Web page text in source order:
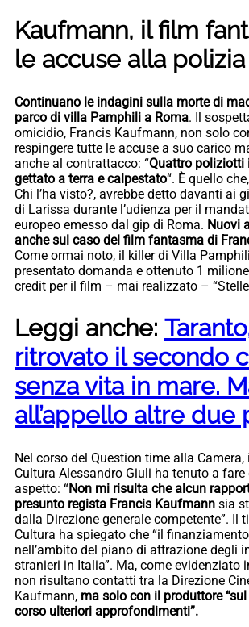
Kaufmann, il film
le accuse alla
Continuano le indagini sulla morte di
parco di villa Pamphili a Roma. Il
omicidio, Francis Kaufmann, non solo
respingere tutte le accuse a suo carico
anche al contrattacco: “Quattro poliziotti
gettato a terra e calpestato“. È quello
Chi l’ha visto?, avrebbe detto davanti ai
di Larissa durante l’udienza per il
europeo emesso dal gip di Roma. Nuovi
anche sul caso del film fantasma di
Come ormai noto, il killer di Villa
presentato domanda e ottenuto 1
credit per il film – mai realizzato –
Leggi anche:
ritrovato il secondo
senza vita in mare.
all’appello altre due
Nel corso del Question time alla
Cultura Alessandro Giuli ha tenuto a
aspetto: “Non mi risulta che alcun
presunto regista Francis Kaufmann sia
dalla Direzione generale competente”. Il
Cultura ha spiegato che “il
nell’ambito del piano di attrazione degli
stranieri in Italia”. Ma, come evidenziato
non risultano contatti tra la Direzione
Kaufmann, ma solo con il produttore
corso ulteriori approfondimenti”.